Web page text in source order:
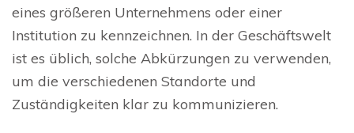
eines größeren Unternehmens oder einer
Institution zu kennzeichnen. In der Geschäftswelt
ist es üblich, solche Abkürzungen zu verwenden,
um die verschiedenen Standorte und
Zuständigkeiten klar zu kommunizieren.